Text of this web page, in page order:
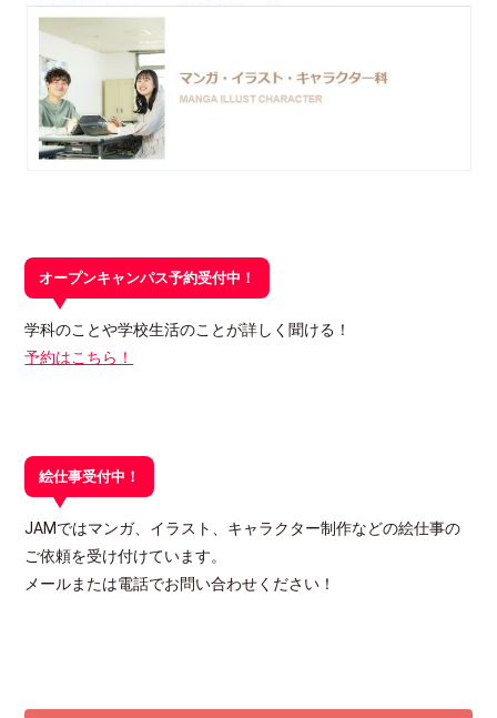
オープンキャンパス予約受付中！
学科のことや学校生活のことが詳しく聞ける！
予約はこちら！
絵仕事受付中！
JAMではマンガ、イラスト、キャラクター制作などの絵仕事の
ご依頼を受け付けています。
メールまたは電話でお問い合わせください！